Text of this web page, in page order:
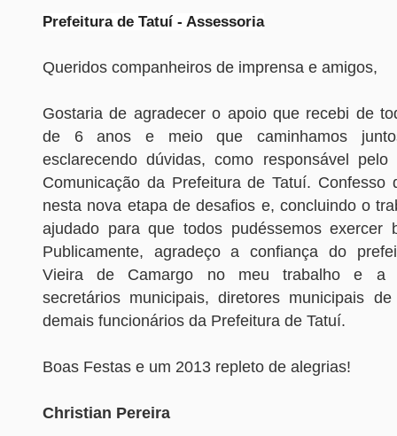
Prefeitura de Tatuí - Assessoria
Queridos companheiros de imprensa e amigos,
Gostaria de agradecer o apoio que recebi de
de 6 anos e meio que caminhamos
esclarecendo dúvidas, como responsável pelo
Comunicação da Prefeitura de Tatuí. Confesso
nesta nova etapa de desafios e, concluindo o
ajudado para que todos pudéssemos exercer
Publicamente, agradeço a confiança do
Vieira de Camargo no meu trabalho e a
secretários municipais, diretores municipais
demais funcionários da Prefeitura de Tatuí.
Boas Festas e um 2013 repleto de alegrias!
Christian Pereira